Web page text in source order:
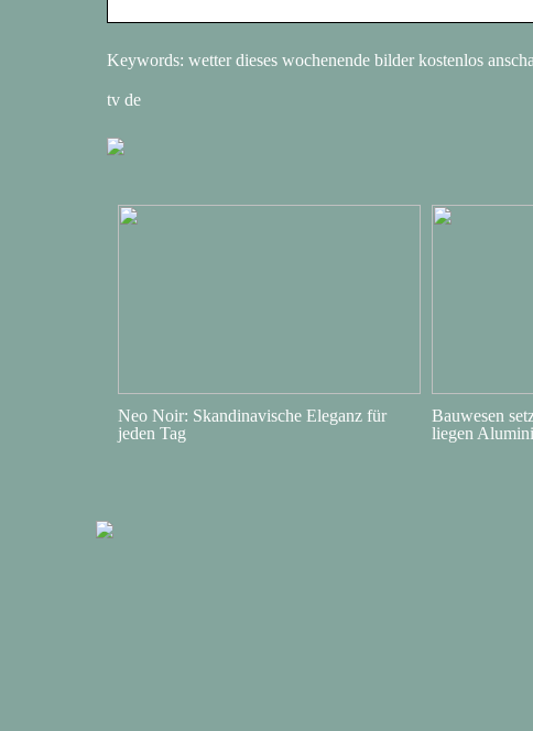
Keywords: wetter dieses wochenende bilder kostenlos
tv de
Neo Noir: Skandinavische Eleganz für
jeden Tag
Bauwesen
liegen